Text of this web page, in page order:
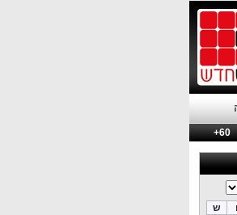
60+
ו
ש